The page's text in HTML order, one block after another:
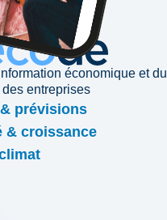
économique et du
entreprises
prévisions
& croissance